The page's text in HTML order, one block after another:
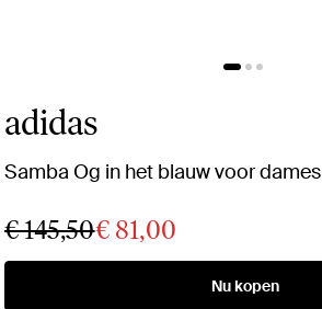
adidas
Samba Og in het blauw voor dames
€ 145,50€ 81,00
Nu kopen